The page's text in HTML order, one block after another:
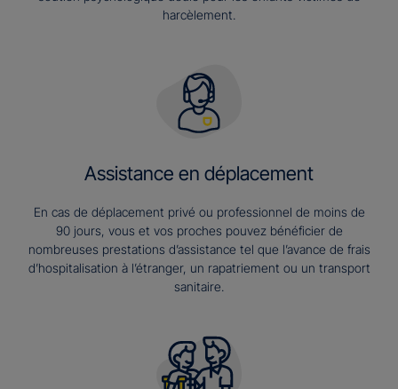
harcèlement.
Assistance en déplacement
En cas de déplacement privé ou professionnel de moins de
90 jours, vous et vos proches pouvez bénéficier de
nombreuses prestations d’assistance tel que l’avance de frais
d’hospitalisation à l’étranger, un rapatriement ou un transport
sanitaire.